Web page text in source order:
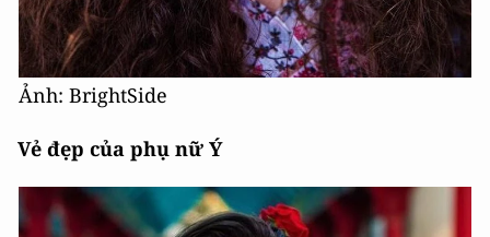
Ảnh: BrightSide
Vẻ đẹp của phụ nữ Ý